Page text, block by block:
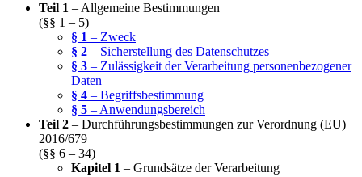
Teil 1 – Allgemeine Bestimmungen
(§§ 1 – 5)
§ 1 – Zweck
§ 2 – Sicherstellung des Datenschutzes
§ 3 – Zulässigkeit der Verarbeitung personenbezogener
Daten
§ 4 – Begriffsbestimmung
§ 5 – Anwendungsbereich
Teil 2 – Durchführungsbestimmungen zur Verordnung (EU)
2016/679
(§§ 6 – 34)
Kapitel 1 – Grundsätze der Verarbeitung